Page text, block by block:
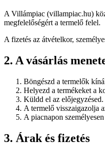
A Villámpiac (villampiac.hu)
megfelelőségért a termelő felel.
A fizetés az átvételkor,
2. A vásárlás
Böngészd a termelők
Helyezd a termékeket a
Küldd el az előjegyzésed.
A termelő visszaigazolja
A piacnapon
3. Árak és fizetés